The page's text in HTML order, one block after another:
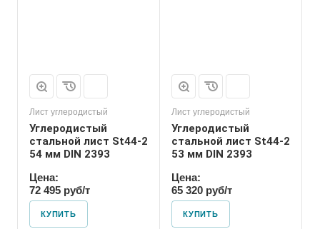
Лист углеродистый
Углеродистый
стальной лист St44-2
54 мм DIN 2393
Цена:
72 495 руб/т
КУПИТЬ
Лист углеродистый
Углеродистый
стальной лист St44-2
53 мм DIN 2393
Цена:
65 320 руб/т
КУПИТЬ